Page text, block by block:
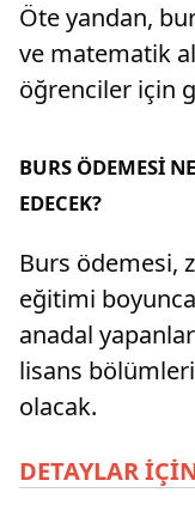
Öte yandan,
ve matematik
öğrenciler için
BURS ÖDEMESİ
EDECEK?
Burs ödemesi,
eğitimi
anadal
lisans
olacak.
DETAYLAR